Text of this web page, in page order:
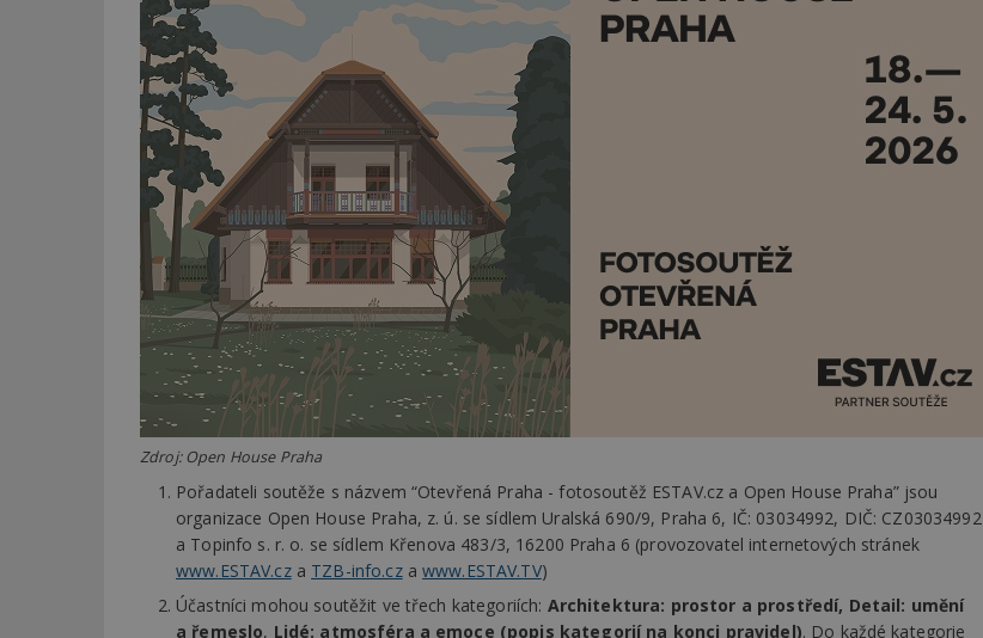
Zdroj: Open House Praha
Pořadateli soutěže s názvem “Otevřená Praha - fotosoutěž ESTAV.cz a Open House Praha” jsou
organizace Open House Praha, z. ú. se sídlem Uralská 690/9, Praha 6, IČ: 03034992, DIČ: CZ03034992
a Topinfo s. r. o. se sídlem Křenova 483/3, 16200 Praha 6 (provozovatel internetových stránek
www.ESTAV.cza TZB-info.czawww.ESTAV.TV)
Účastníci mohou soutěžit ve třech kategoriích: Architektura: prostor a prostředí, Detail: umění
a řemeslo, Lidé: atmosféra a emoce (popis kategorií na konci pravidel). Do každé kategorie